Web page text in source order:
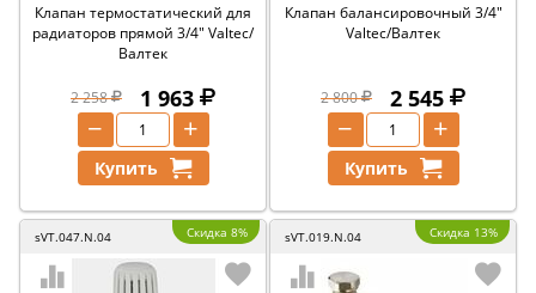
Клапан термостатический для
радиаторов прямой 3/4" Valtec/
Валтек
2 258 1 963
+
−
Купить
Клапан балансировочный 3/4"
Valtec/Валтек
2 800 2 545
+
−
Купить
sVT.047.N.04 Скидка 8% sVT.019.N.04 Скидка 13%